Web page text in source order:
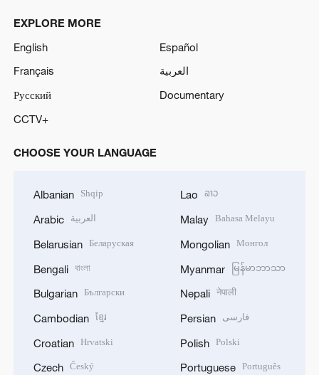
EXPLORE MORE
English
Español
Français
العربية
Русский
Documentary
CCTV+
CHOOSE YOUR LANGUAGE
Albanian Shqip
Arabic العربية
Belarusian Беларуская
Bengali বাংলা
Bulgarian Български
Cambodian ខ្មែរ
Croatian Hrvatski
Czech Český
Lao ລາວ
Malay Bahasa Melayu
Mongolian Монгол
Myanmar မြန်မာဘာသာ
Nepali नेपाली
Persian فارسی
Polish Polski
Portuguese Português